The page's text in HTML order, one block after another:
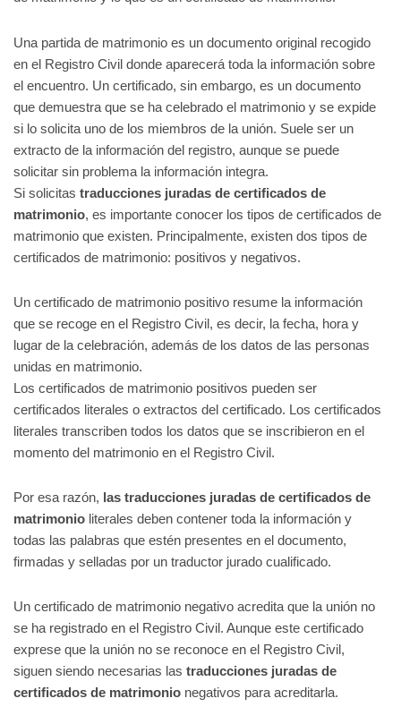
Una partida de matrimonio es un documento original recogido
en el Registro Civil donde aparecerá toda la información sobre
el encuentro. Un certificado, sin embargo, es un documento
que demuestra que se ha celebrado el matrimonio y se expide
si lo solicita uno de los miembros de la unión. Suele ser un
extracto de la información del registro, aunque se puede
solicitar sin problema la información integra.
Si solicitas traducciones juradas de certificados de
matrimonio, es importante conocer los tipos de certificados de
matrimonio que existen. Principalmente, existen dos tipos de
certificados de matrimonio: positivos y negativos.
Un certificado de matrimonio positivo resume la información
que se recoge en el Registro Civil, es decir, la fecha, hora y
lugar de la celebración, además de los datos de las personas
unidas en matrimonio.
Los certificados de matrimonio positivos pueden ser
certificados literales o extractos del certificado. Los certificados
literales transcriben todos los datos que se inscribieron en el
momento del matrimonio en el Registro Civil.
Por esa razón, las traducciones juradas de certificados de
matrimonio literales deben contener toda la información y
todas las palabras que estén presentes en el documento,
firmadas y selladas por un traductor jurado cualificado.
Un certificado de matrimonio negativo acredita que la unión no
se ha registrado en el Registro Civil. Aunque este certificado
exprese que la unión no se reconoce en el Registro Civil,
siguen siendo necesarias las traducciones juradas de
certificados de matrimonio negativos para acreditarla.